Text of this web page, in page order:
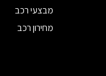
מבצעי רכב
מחירון רכב